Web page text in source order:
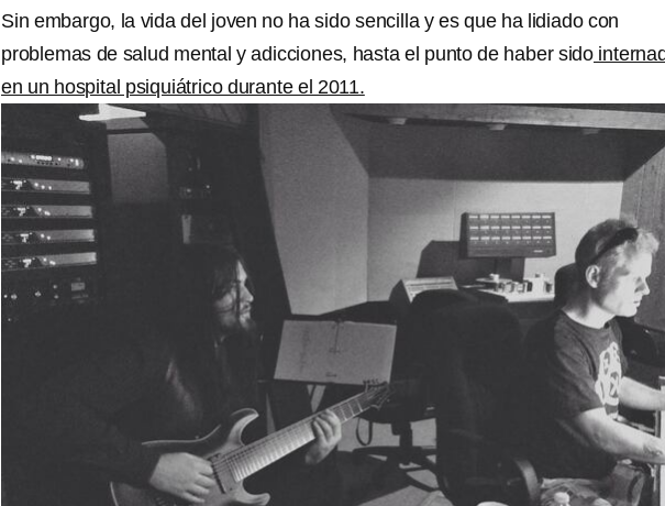
Sin embargo, la vida del joven no ha sido sencilla y es que ha lidiado con
problemas de salud mental y adicciones, hasta el punto de haber sido
en un hospital psiquiátrico durante el 2011.